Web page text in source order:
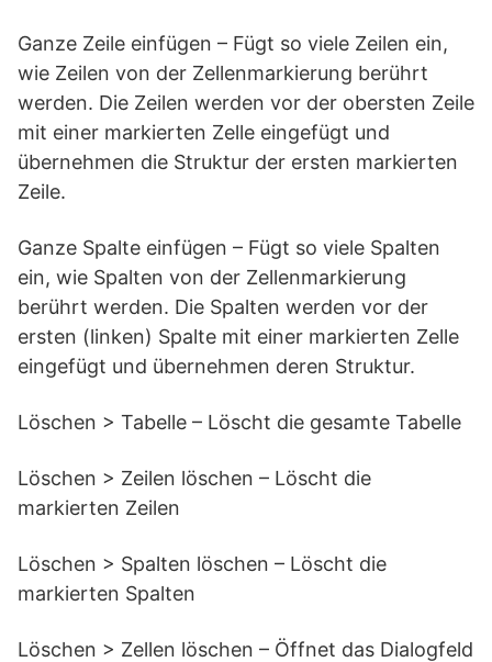
Ganze Zeile einfügen – Fügt so viele Zeilen ein,
wie Zeilen von der Zellenmarkierung berührt
werden. Die Zeilen werden vor der obersten Zeile
mit einer markierten Zelle eingefügt und
übernehmen die Struktur der ersten markierten
Zeile.
Ganze Spalte einfügen – Fügt so viele Spalten
ein, wie Spalten von der Zellenmarkierung
berührt werden. Die Spalten werden vor der
ersten (linken) Spalte mit einer markierten Zelle
eingefügt und übernehmen deren Struktur.
Löschen > Tabelle – Löscht die gesamte Tabelle
Löschen > Zeilen löschen – Löscht die
markierten Zeilen
Löschen > Spalten löschen – Löscht die
markierten Spalten
Löschen > Zellen löschen – Öffnet das Dialogfeld